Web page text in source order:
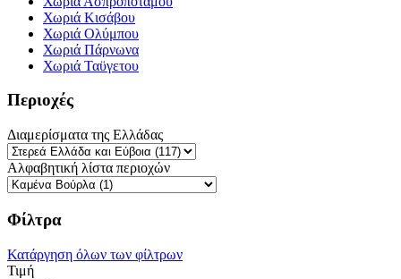
Χωριά Κισάβου
Χωριά Ολύμπου
Χωριά Πάρνωνα
Χωριά Ταϋγετου
Περιοχές
Διαμερίσματα της Ελλάδας
Αλφαβητική λίστα περιοχών
Φίλτρα
Κατάργηση όλων των φίλτρων
Τιμή